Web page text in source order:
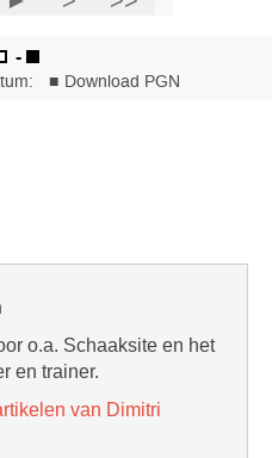
o.a. Schaaksite en het
en trainer.
van Dimitri